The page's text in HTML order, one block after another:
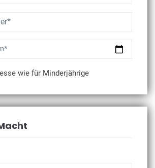
wie für Minderjährige